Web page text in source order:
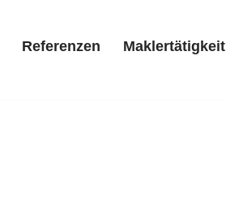
Referenzen Maklertätigkeit